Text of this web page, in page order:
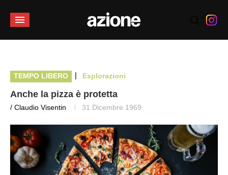
TEMPO LIBERO | Esplorazioni
Anche la pizza è protetta
/ Claudio Visentin 31 Dicembre 1969